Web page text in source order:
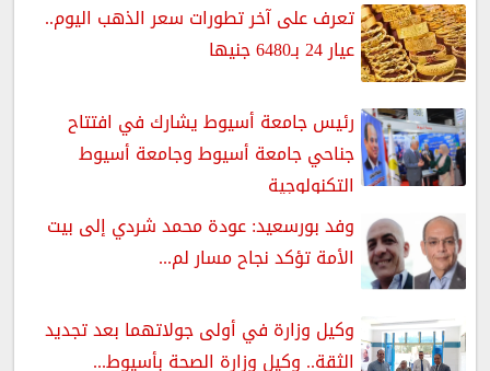
تعرف على آخر تطورات سعر الذهب اليوم..
عيار 24 بـ6480 جنيها
رئيس جامعة أسيوط يشارك في افتتاح
جناحي جامعة أسيوط وجامعة أسيوط
التكنولوجية
وفد بورسعيد: عودة محمد شردي إلى بيت
الأمة تؤكد نجاح مسار لم...
وكيل وزارة في أولى جولاتهما بعد تجديد
الثقة.. وكيل وزارة الصحة بأسيوط...